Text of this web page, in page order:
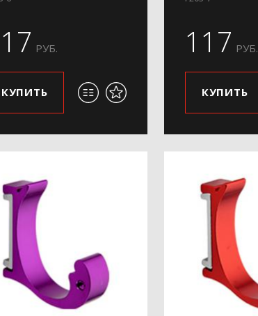
РУБ.
КУПИТЬ
117 РУБ.
КУПИТЬ